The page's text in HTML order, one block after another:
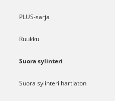
PLUS-sarja
Ruukku
Suora sylinteri
Suora sylinteri hartiaton